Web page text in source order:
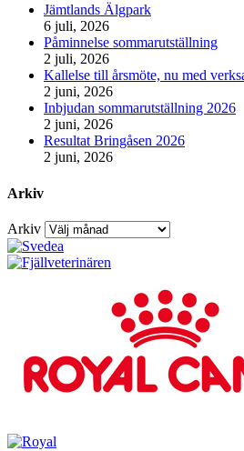
Jämtlands Älgpark
6 juli, 2026
Påminnelse sommarutställning
2 juli, 2026
Kallelse till årsmöte, nu med
2 juni, 2026
Inbjudan sommarutställning 2026
2 juni, 2026
Resultat Bringåsen 2026
2 juni, 2026
Arkiv
Arkiv